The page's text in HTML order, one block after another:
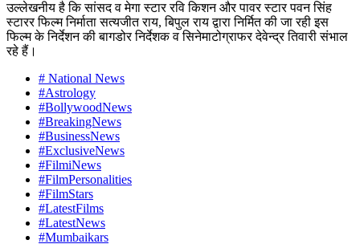
उल्लेखनीय है कि सांसद व मेगा स्टार रवि किशन और पावर स्टार पवन सिंह
स्टारर फिल्म निर्माता सत्यजीत राय, बिपुल राय द्वारा निर्मित की जा रही इस
फिल्म के निर्देशन की बागडोर निर्देशक व सिनेमाटोग्राफर देवेन्द्र तिवारी संभाल
रहे हैं।
# National News
#Astrology
#BollywoodNews
#BreakingNews
#BusinessNews
#ExclusiveNews
#FilmiNews
#FilmPersonalities
#FilmStars
#LatestFilms
#LatestNews
#Mumbaikars